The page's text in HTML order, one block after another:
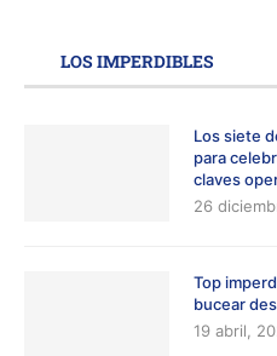
LOS IMPERDIBLES
Los siete
para
claves
26
Top
bucear
19 abril,